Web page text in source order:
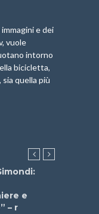
e dei
vuole
intorno
bicicletta,
sia quella più
e
– r